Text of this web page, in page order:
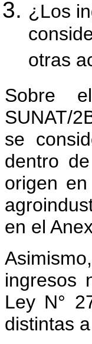
¿Los
otras
Sobre
SUNAT/
se
dentro
origen
en el
ingresos
Ley N°
distintas